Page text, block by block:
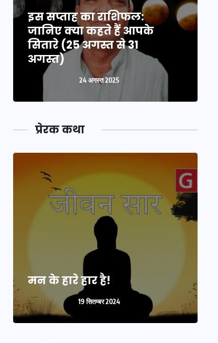
इस सप्ताह का राशिफल:
जानिए क्या कहते हैं आपके
सितारे (25 अगस्त से 31
अगस्त)
24 अगस्त 2025
प्रेरक कथा
मन के हारे हार है!
19 सितम्बर 2024